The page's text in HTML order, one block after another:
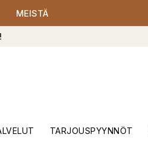
MEISTÄ
TARJOUSPYYNNÖT